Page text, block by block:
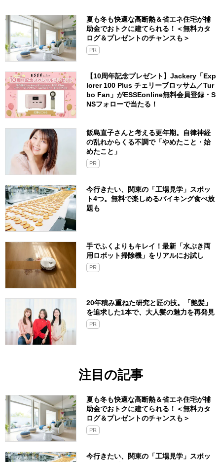
夏も冬も快適な高断熱＆省エネ住宅が補
助金でおトクに建てられる！＜無料カタ
ログ＆プレゼントのチャンスも＞
PR
【10周年記念プレゼント】Jackery「Exp
lorer 100 Plus チェリーブロッサム／Tur
bo Fan」がESSEonline無料会員登録・S
NSフォローで当たる！
飯島直子さんと考える更年期。自律神経
の乱れからくる不調で「やめたこと・始
めたこと」
PR
今行きたい、関東の「工場見学」スポッ
ト4つ。無料で楽しめるバイキング食べ放
題も
手でふくよりもキレイ！最新「水ぶき両
用ロボット掃除機」をリアルにお試し
PR
20年積み重ねた研究と匠の技。「艶髪」
を追求した1本で、大人髪の魅力を再発見
PR
注目の記事
夏も冬も快適な高断熱＆省エネ住宅が補
助金でおトクに建てられる！＜無料カタ
ログ＆プレゼントのチャンスも＞
PR
今行きたい、関東の「工場見学」スポッ